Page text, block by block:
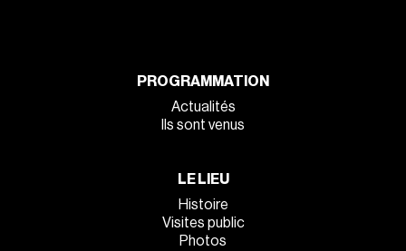
PROGRAMMATION
Actualités
Ils sont venus
LE LIEU
Histoire
Visites public
Photos